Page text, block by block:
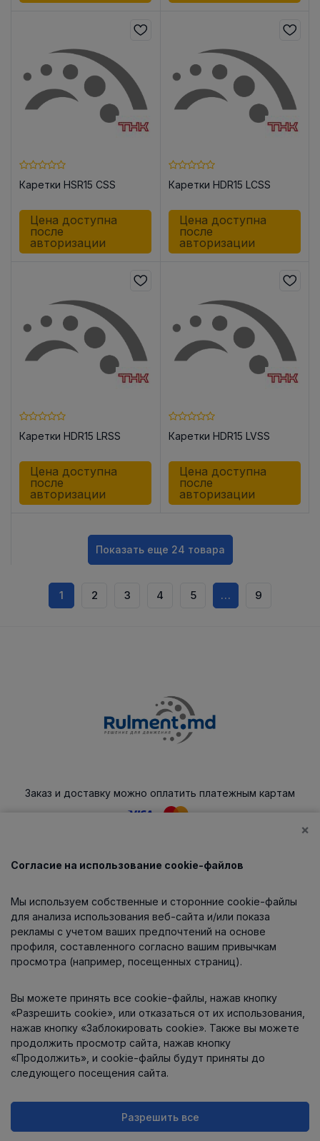
Каретки HSR15 CSS
Цена доступна
после
авторизации
Каретки HDR15 LCSS
Цена доступна
после
авторизации
Каретки HDR15 LRSS
Цена доступна
после
авторизации
Каретки HDR15 LVSS
Цена доступна
после
авторизации
Показать еще 24 товара
1 2 3 4 5 … 9
Заказ и доставку можно оплатить платежным картам
Каталог
О компании
Информация
Контакты
Интернет-магазин работает
×
Согласие на использование cookie-файлов
Мы используем собственные и сторонние cookie-файлы
для анализа использования веб-сайта и/или показа
рекламы с учетом ваших предпочтений на основе
профиля, составленного согласно вашим привычкам
просмотра (например, посещенных страниц).
Вы можете принять все cookie-файлы, нажав кнопку
«Разрешить cookie», или отказаться от их использования,
нажав кнопку «Заблокировать cookie». Также вы можете
продолжить просмотр сайта, нажав кнопку
«Продолжить», и cookie-файлы будут приняты до
следующего посещения сайта.
Разрешить все